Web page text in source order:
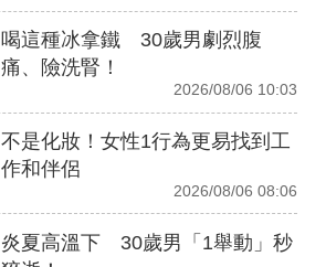
喝這種冰拿鐵 30歲男劇烈腹
痛、險洗腎！
2026/08/06 10:03
不是化妝！女性1行為更易找到工
作和伴侶
2026/08/06 08:06
炎夏高溫下 30歲男「1舉動」秒